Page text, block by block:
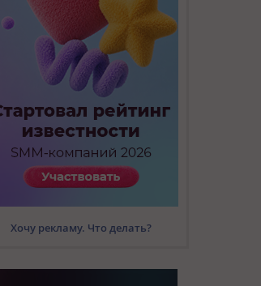
Хочу рекламу. Что делать?